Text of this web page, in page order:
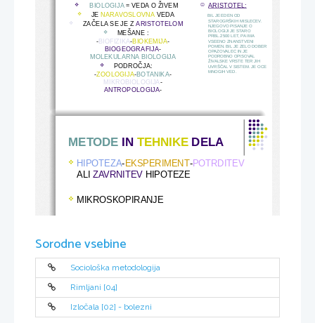
 BIOLOGIJA = VEDA O ŽIVEM
 JE NARAVOSLOVNA VEDA
 ZAČELA SE JE Z ARISTOTELOM

MEŠANE :
-BIOFIZIKA-BIOKEMIJA-
BIOGEOGRAFIJA-
MOLEKULARNA BIOLOGIJA

PODROČJA:
-ZOOLOGIJA-BOTANIKA-
MIKROBIOLOGIJA-
ANTROPOLOGIJA-
 ARISTOTEL:
BIL JE EDEN OD
STAROGRŠKIH MISLECEV.
NJEGOVO PISANJE O
BIOLOGIJI JE STARO
PRBL.2500 LET, PA IMA
VSEENO ZNANSTVENI
POMEN. BIL JE ZELO DOBER
OPAZOVALEC IN JE
PODROBNO OPISOVAL
ŽIVALSKE VRSTE TER JIH
UVRŠČAL V SISTEM. JE OCE
MNOGIH VED.
METODE IN TEHNIKE DELA
 HIPOTEZA-EKSPERIMENT-POTRDITEV
ALI ZAVRNITEV HIPOTEZE
 MIKROSKOPIRANJE
ŽIVA BITJA SO POVEZANA
                  MED SEBOJ
EKOLOGIJA

OSNOVNI POJMI EKOLOGIJE-
Sorodne vsebine
Sociološka metodologija
Rimljani [04]
Izločala [02] - bolezni